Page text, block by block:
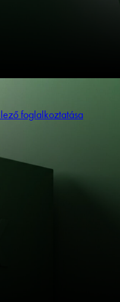
foglalkoztatása